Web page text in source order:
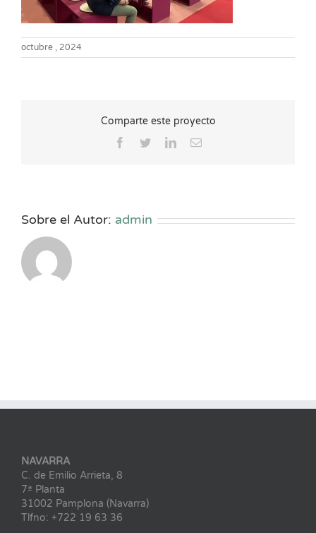
octubre , 2024
Comparte este proyecto
Facebook
TwitterLinkedInCorreo
Sobre el Autor: admin
NAVARRA
C. de Emilio Arrieta, 8
7ª Planta
31002 Pamplona (Navarra)
Tlfno: +722 19 63 36